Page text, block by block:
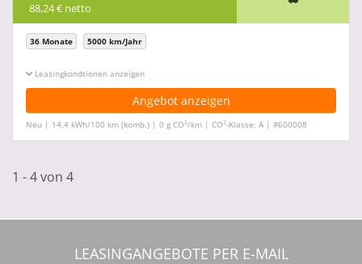
88,24 € netto
36 Monate 5000 km/Jahr
Leasingkonditionen ein-/ausblenden
Angebot anzeigen
Neu | 14,4 kWh/100 km (komb.) | 0 g CO2/km | CO2-Klasse: A | #600008
1 - 4 von 4
LEASINGANGEBOTE PER E-MAIL